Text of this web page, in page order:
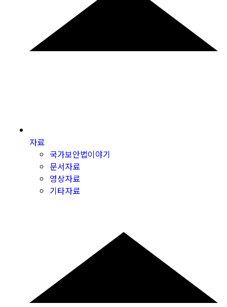
자료
국가보안법이야기
문서자료
영상자료
기타자료